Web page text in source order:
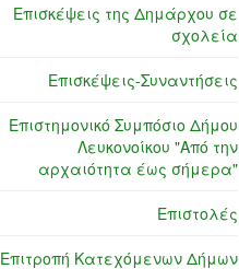
Επισκέψεις της Δημάρχου σε
σχολεία
Επισκέψεις-Συναντήσεις
Επιστημονικό Συμπόσιο Δήμου
Λευκονοίκου "Από την
αρχαιότητα έως σήμερα"
Επιστολές
Επιτροπή Κατεχόμενων Δήμων